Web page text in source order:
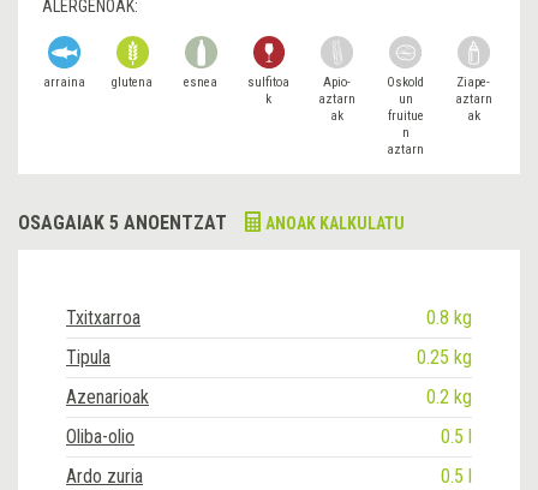
ALERGENOAK:
arraina glutena esnea
sulfitoa
k
Apio-
aztarn
ak
Oskold
un
fruitue
n
aztarn
Ziape-
aztarn
ak
OSAGAIAK 5 ANOENTZAT ANOAK KALKULATU
Txitxarroa
0.8 kg
Tipula
0.25 kg
Azenarioak
0.2 kg
Oliba-olio
0.5 l
Ardo zuria
0.5 l